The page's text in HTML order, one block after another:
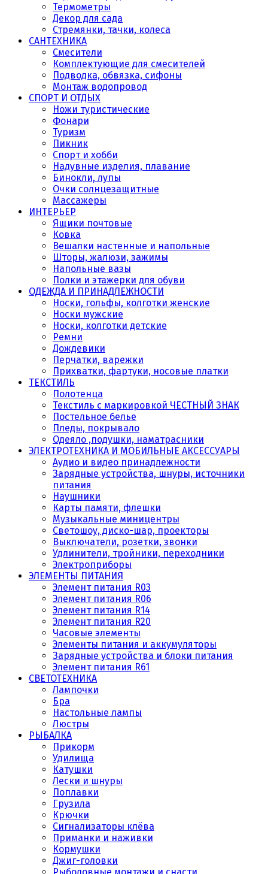
Термометры
Декор для сада
Стремянки, тачки, колеса
САНТЕХНИКА
Смесители
Комплектующие для смесителей
Подводка, обвязка, сифоны
Монтаж водопровод
СПОРТ И ОТДЫХ
Ножи туристические
Фонари
Туризм
Пикник
Спорт и хобби
Надувные изделия, плавание
Бинокли, лупы
Очки солнцезащитные
Массажеры
ИНТЕРЬЕР
Ящики почтовые
Ковка
Вешалки настенные и напольные
Шторы, жалюзи, зажимы
Напольные вазы
Полки и этажерки для обуви
ОДЕЖДА И ПРИНАДЛЕЖНОСТИ
Носки, гольфы, колготки женские
Носки мужские
Носки, колготки детские
Ремни
Дождевики
Перчатки, варежки
Прихватки, фартуки, носовые платки
ТЕКСТИЛЬ
Полотенца
Текстиль с маркировкой ЧЕСТНЫЙ ЗНАК
Постельное белье
Пледы, покрывало
Одеяло ,подушки, наматрасники
ЭЛЕКТРОТЕХНИКА И МОБИЛЬНЫЕ АКСЕССУАРЫ
Аудио и видео принадлежности
Зарядные устройства, шнуры, источники
питания
Наушники
Карты памяти, флешки
Музыкальные миницентры
Светошоу, диско-шар, проекторы
Выключатели, розетки, звонки
Удлинители, тройники, переходники
Электроприборы
ЭЛЕМЕНТЫ ПИТАНИЯ
Элемент питания R03
Элемент питания R06
Элемент питания R14
Элемент питания R20
Часовые элементы
Элементы питания и аккумуляторы
Зарядные устройства и блоки питания
Элемент питания R61
СВЕТОТЕХНИКА
Лампочки
Бра
Настольные лампы
Люстры
РЫБАЛКА
Прикорм
Удилища
Катушки
Лески и шнуры
Поплавки
Грузила
Крючки
Сигнализаторы клёва
Приманки и наживки
Кормушки
Джиг-головки